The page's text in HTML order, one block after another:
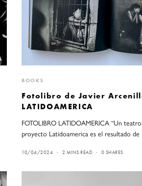
BOOKS
Fotolibro de Javier
LATIDOAMERICA
FOTOLIBRO LATIDOAMERICA “Un
proyecto Latidoamerica es el resultado
10/04/2024 2 MINS READ 0 SHARES